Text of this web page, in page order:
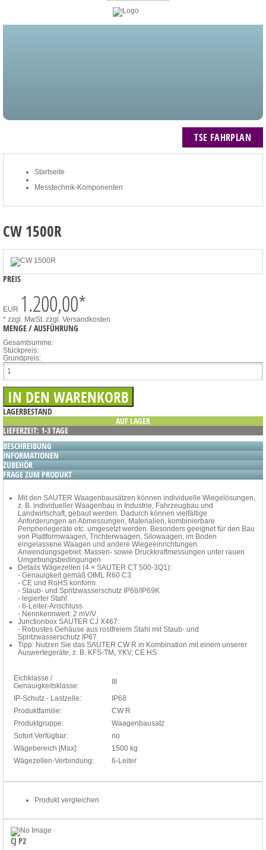
TSE FAHRPLAN
Startseite
Messtechnik-Komponenten
CW 1500R
PREIS
EUR 1.200,00*
* zzgl. MwSt. zzgl. Versandkosten
MENGE / AUSFÜHRUNG
Gesamtsumme:
Stückpreis:
Grundpreis:
LAGERBESTAND
AUF LAGER
LIEFERZEIT: 1-3 TAGE
BESCHREIBUNG
INFORMATIONEN
ZUBEHÖR
FRAGE ZUM PRODUKT
Mit den SAUTER Waagenbausätzen können individuelle Wiegelösungen,
z. B. individueller Waagenbau in Industrie, Fahrzeugbau und
Landwirtschaft, gebaut werden. Dadurch können vielfältige
Anforderungen an Abmessungen, Materialien, kombinierbare
Peripheriegeräte etc. umgesetzt werden. Besonders geeignet für den Bau
von Plattformwaagen, Trichterwaagen, Silowaagen, im Boden
eingelassene Waagen und andere Wiegeeinrichtungen.
Anwendungsgebiet: Massen- sowie Druckkraftmessungen unter rauen
Umgebungsbedingungen
Details Wägezellen (4 × SAUTER CT 500-3Q1):
- Genauigkeit gemäß OIML R60 C3
- CE und RoHS konform
- Staub- und Spritzwasserschutz IP68/IP69K
- legierter Stahl
- 6-Leiter-Anschluss
- Nennkennwert: 2 mV/V
Junctionbox SAUTER CJ X467:
- Robustes Gehäuse aus rostfreiem Stahl mit Staub- und
Spritzwasserschutz IP67
Tipp: Nutzen Sie das SAUTER CW R in Kombination mit einem unserer
Auswertegeräte, z. B. KFS-TM, YKV, CE HS
Eichklasse /
Genauigkeitsklasse:
III
IP-Schutz - Lastzelle:
IP68
Produktfamilie:
CW R
Produktgruppe:
Waagenbausatz
Sofort Verfügbar:
no
Wägebereich [Max]:
1500 kg
Wägezellen-Verbindung:
6-Leiter
Produkt vergleichen
CJ P2